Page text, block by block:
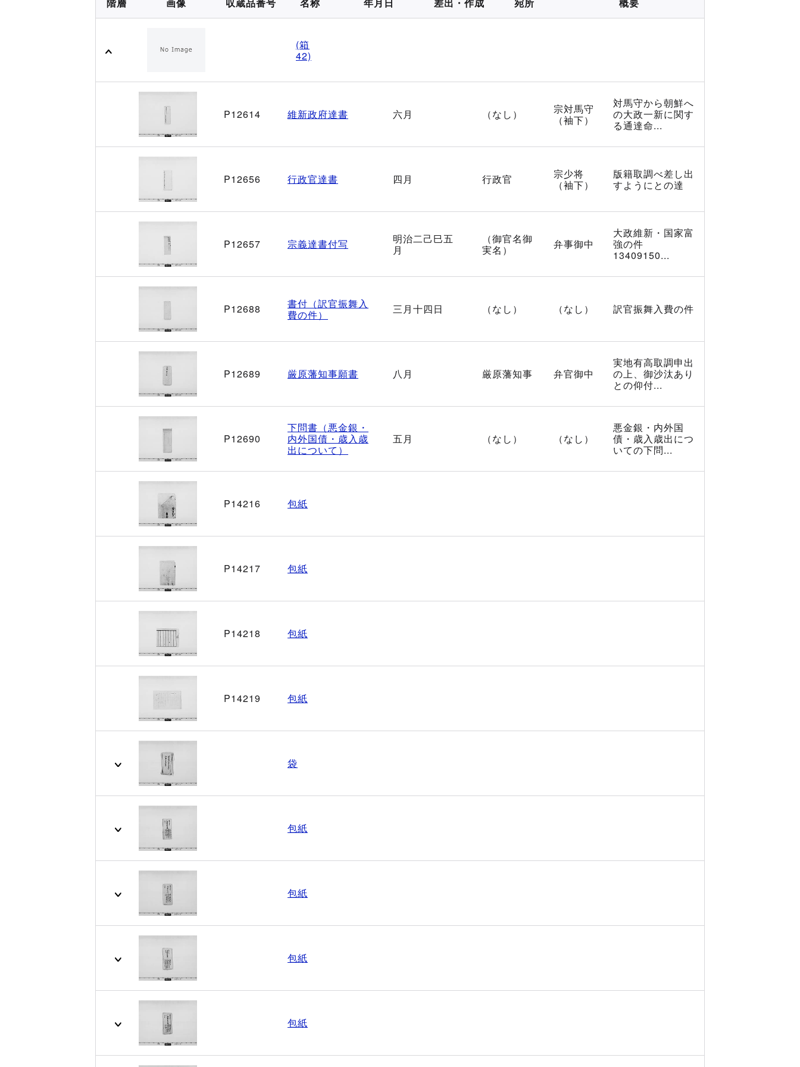
(箱
42)
P12614 維新政府達書 六月 （なし）
宗対馬守
（袖下）
対馬守から朝鮮へ
の大政一新に関す
る通達命...
P12656 行政官達書 四月 行政官
宗少将
（袖下）
版籍取調べ差し出
すようにとの達
P12657 宗義達書付写
明治二己巳五
月
（御官名御
実名）
弁事御中
大政維新・国家富
強の件
13409150...
P12688
書付（訳官振舞入
費の件）
三月十四日 （なし） （なし） 訳官振舞入費の件
P12689 厳原藩知事願書 八月 厳原藩知事 弁官御中
実地有高取調申出
の上、御沙汰あり
との仰付...
P12690
下問書（悪金銀・
内外国債・歳入歳
出について）
五月 （なし） （なし）
悪金銀・内外国
債・歳入歳出につ
いての下問...
P14216 包紙
P14217 包紙
P14218 包紙
P14219 包紙
袋
包紙
包紙
包紙
包紙